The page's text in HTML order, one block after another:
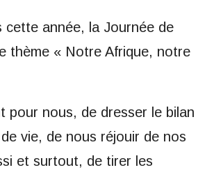
cette année, la Journée de
thème « Notre Afrique, notre
pour nous, de dresser le bilan
vie, de nous réjouir de nos
et surtout, de tirer les